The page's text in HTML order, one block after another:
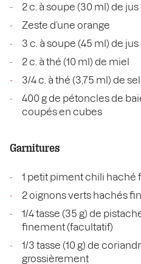
2 c. à soupe (30 ml) de
Zeste d’une orange
3 c. à soupe (45 ml) de jus
2 c. à thé (10 ml) de miel
3/4 c. à thé (3,75 ml) de sel
400 g de pétoncles de
coupés en cubes
Garnitures
1 petit piment chili haché
2 oignons verts hachés
1/4 tasse (35 g) de
finement (facultatif)
1/3 tasse (10 g) de
grossièrement